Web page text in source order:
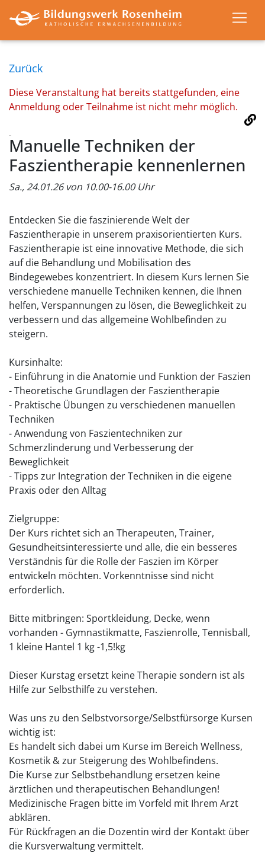
Zurück
Diese Veranstaltung hat bereits stattgefunden, eine
Anmeldung oder Teilnahme ist nicht mehr möglich.
Manuelle Techniken der
Faszientherapie kennenlernen
Sa., 24.01.26 von 10.00-16.00 Uhr
Entdecken Sie die faszinierende Welt der
Faszientherapie in unserem praxisorientierten Kurs.
Faszientherapie ist eine innovative Methode, die sich
auf die Behandlung und Mobilisation des
Bindegewebes konzentriert. In diesem Kurs lernen Sie
verschiedene manuelle Techniken kennen, die Ihnen
helfen, Verspannungen zu lösen, die Beweglichkeit zu
verbessern und das allgemeine Wohlbefinden zu
steigern.
Kursinhalte:
- Einführung in die Anatomie und Funktion der Faszien
- Theoretische Grundlagen der Faszientherapie
- Praktische Übungen zu verschiedenen manuellen
Techniken
- Anwendung von Faszientechniken zur
Schmerzlinderung und Verbesserung der
Beweglichkeit
- Tipps zur Integration der Techniken in die eigene
Praxis oder den Alltag
Zielgruppe:
Der Kurs richtet sich an Therapeuten, Trainer,
Gesundheitsinteressierte und alle, die ein besseres
Verständnis für die Rolle der Faszien im Körper
entwickeln möchten. Vorkenntnisse sind nicht
erforderlich.
Bitte mitbringen: Sportkleidung, Decke, wenn
vorhanden - Gymnastikmatte, Faszienrolle, Tennisball,
1 kleine Hantel 1 kg -1,5!kg
Dieser Kurstag ersetzt keine Therapie sondern ist als
Hilfe zur Selbsthilfe zu verstehen.
Was uns zu den Selbstvorsorge/Selbstfürsorge Kursen
wichtig ist:
Es handelt sich dabei um Kurse im Bereich Wellness,
Kosmetik & zur Steigerung des Wohlbefindens.
Die Kurse zur Selbstbehandlung ersetzen keine
ärztlichen und therapeutischen Behandlungen!
Medizinische Fragen bitte im Vorfeld mit Ihrem Arzt
abklären.
Für Rückfragen an die Dozentin wird der Kontakt über
die Kursverwaltung vermittelt.